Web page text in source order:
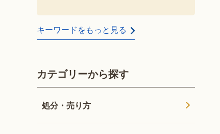
キーワードをもっと見る
カテゴリーから探す
処分・売り方